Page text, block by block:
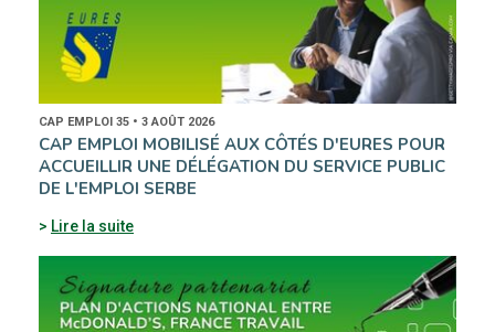
CAP EMPLOI 35 • 3 AOÛT 2026
CAP EMPLOI MOBILISÉ AUX CÔTÉS D'EURES POUR
ACCUEILLIR UNE DÉLÉGATION DU SERVICE PUBLIC
DE L'EMPLOI SERBE
Lire la suite